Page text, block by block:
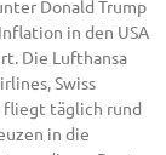
Donald Trump
in den USA
Die Lufthansa
Swiss
fliegt täglich rund
in die